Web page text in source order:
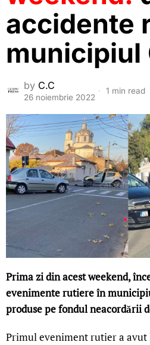
accidente
municipiul
by C.C
26 noiembrie 2022
1 min read
Prima zi din acest weekend,
evenimente rutiere în
produse pe fondul neacordării
Primul eveniment rutier a avut